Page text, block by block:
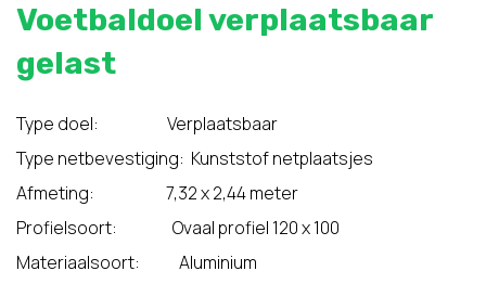
Voetbaldoel verplaatsbaar
gelast
Type doel: Verplaatsbaar
Type netbevestiging: Kunststof netplaatsjes
Afmeting: 7,32 x 2,44 meter
Profielsoort: Ovaal profiel 120 x 100
Materiaalsoort: Aluminium